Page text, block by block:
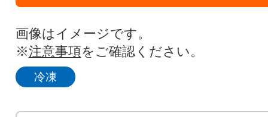
画像はイメージです。
※注意事項をご確認ください。
冷凍